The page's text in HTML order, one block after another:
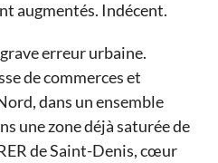
augmentés. Indécent.
erreur ur­baine.
de com­merces et
dans un ensemble
une zone déjà saturée de
de Saint-Denis, cœur